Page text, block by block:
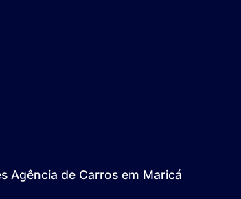
Agência de Carros em Maricá